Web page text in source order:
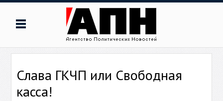
Слава ГКЧП или Свободная
касса!